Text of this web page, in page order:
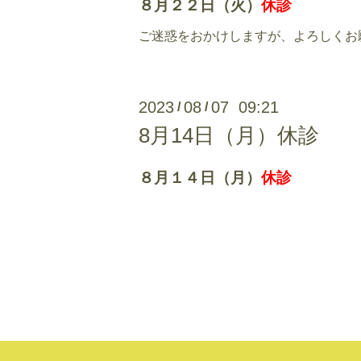
８月２２日（火） 休診
ご迷惑をおかけしますが、よろしくお
2023 /08 /07 09:21
8月14日（月）休診
８月１４日（月） 休診